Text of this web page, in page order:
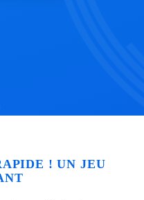
! UN JEU